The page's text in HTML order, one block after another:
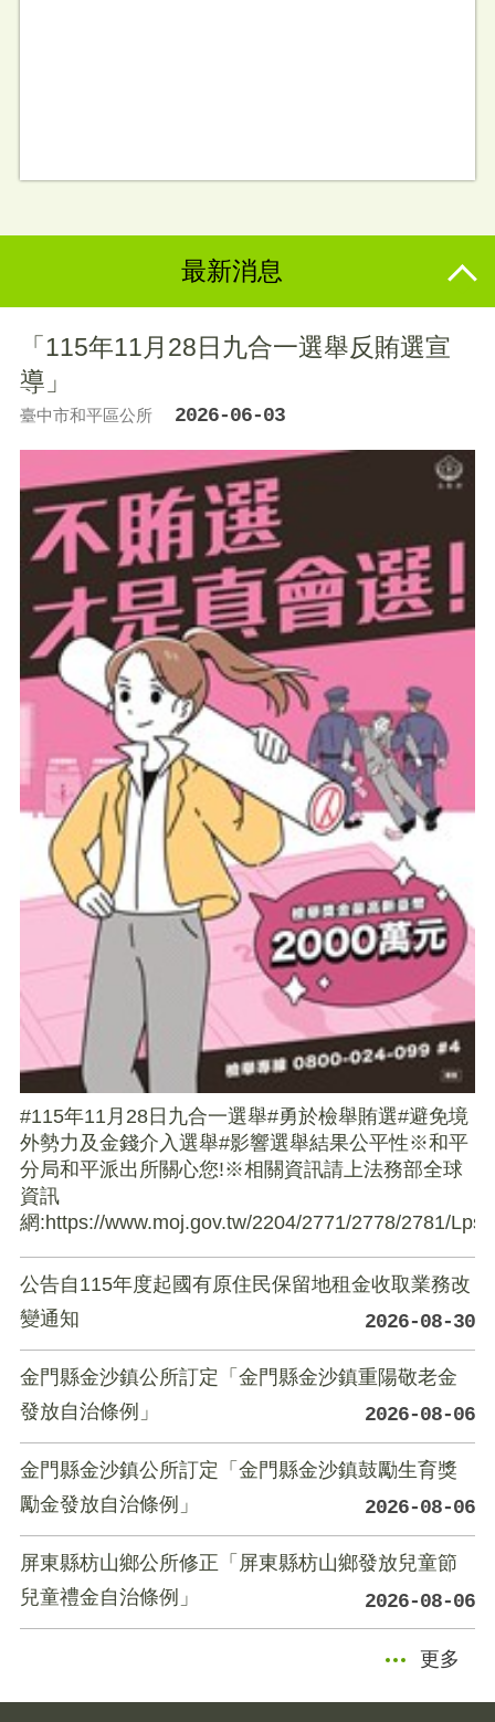
最新消息
「115年11月28日九合一選舉反賄選宣
導」
臺中市和平區公所 2026-06-03
#115年11月28日九合一選舉#勇於檢舉賄選#避免境
外勢力及金錢介入選舉#影響選舉結果公平性※和平
分局和平派出所關心您!※相關資訊請上法務部全球
資訊
網:https://www.moj.gov.tw/2204/2771/2778/2781/
公告自115年度起國有原住民保留地租金收取業務改
變通知
2026-08-30
金門縣金沙鎮公所訂定「金門縣金沙鎮重陽敬老金
發放自治條例」
2026-08-06
金門縣金沙鎮公所訂定「金門縣金沙鎮鼓勵生育獎
勵金發放自治條例」
2026-08-06
屏東縣枋山鄉公所修正「屏東縣枋山鄉發放兒童節
兒童禮金自治條例」
2026-08-06
更多